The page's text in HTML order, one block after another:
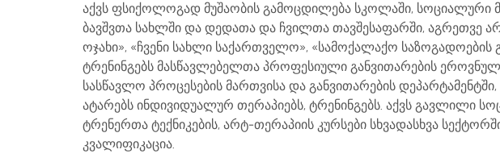
აქვს ფსიქოლოგად მუშაობის გამოცდილება სკოლაში, სოციალური
ბავშვთა სახლში და დედათა და ჩვილთა თავშესაფარში, აგრეთვე
ოჯახი», «ჩვენი სახლი საქართველო», «სამოქალაქო საზოგადოების
ტრენინგებს მასწავლებელთა პროფესიული განვითარების
სასწავლო პროცესების მართვისა და განვითარების
ატარებს ინდივიდუალურ თერაპიებს, ტრენინგებს. აქვს გავლილი
ტრენერთა ტექნიკების, არტ-თერაპიის კურსები სხვადასხვა
კვალიფიკაცია.